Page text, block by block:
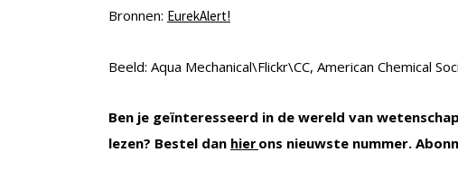
Bronnen: EurekAlert!
Beeld: Aqua Mechanical\Flickr\CC, American Chemical
Ben je geïnteresseerd in de wereld van
lezen? Bestel dan hier ons nieuwste nummer.